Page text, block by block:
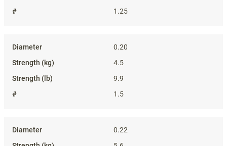
1.25
0.20
4.5
9.9
1.5
0.22